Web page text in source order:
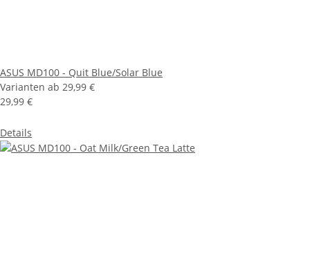
ASUS MD100 - Quit Blue/Solar Blue
Varianten ab 29,99 €
29,99 €
Details